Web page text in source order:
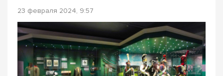
23 февраля 2024, 9:57